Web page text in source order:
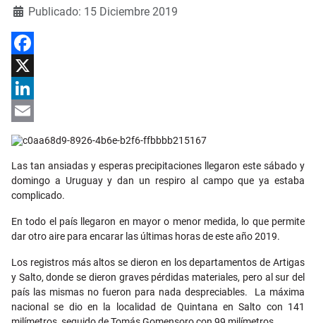
Detalles
Publicado: 15 Diciembre 2019
Facebook
X
LinkedIn
Email
Las tan ansiadas y esperas precipitaciones llegaron este sábado y
domingo a Uruguay y dan un respiro al campo que ya estaba
complicado.
En todo el país llegaron en mayor o menor medida, lo que permite
dar otro aire para encarar las últimas horas de este año 2019.
Los registros más altos se dieron en los departamentos de Artigas
y Salto, donde se dieron graves pérdidas materiales, pero al sur del
país las mismas no fueron para nada despreciables. La máxima
nacional se dio en la localidad de Quintana en Salto con 141